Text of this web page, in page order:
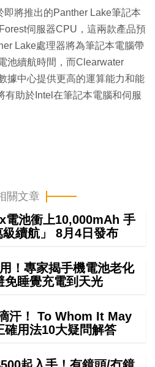
即將推出的Panther Lake筆記本
伺服器CPU，這兩款產品預
Lake處理器將為筆記本電腦帶
池續航時間，而Clearwater
據中心提供更高的運算能力和能
有助於Intel在筆記本電腦和伺服
關文章
電池衝上10,000mAh 手
續航」 8月4日發布
！專家揭手機電池老化
免睡覺充電到天光
汗！ To Whom It May
用法10大疑問解答